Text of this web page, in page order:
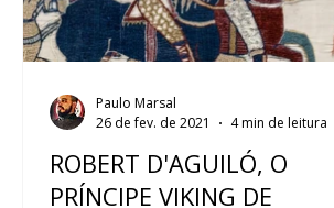
ROBERT D'AGUILÓ, O
PRÍNCIPE VIKING DE
Paulo Marsal
26 de fev. de 2021
4 min de leitura